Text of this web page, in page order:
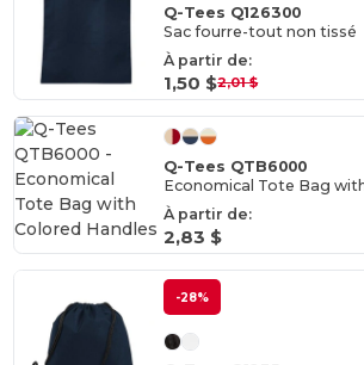
Q-Tees Q126300
Sac fourre-tout non tissé
À partir de:
1,50 $2,01 $
Q-Tees QTB6000
Economical Tote Bag
À partir de:
2,83 $
-28%